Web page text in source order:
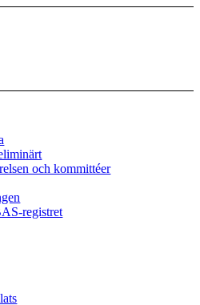
och kommittéer
registret